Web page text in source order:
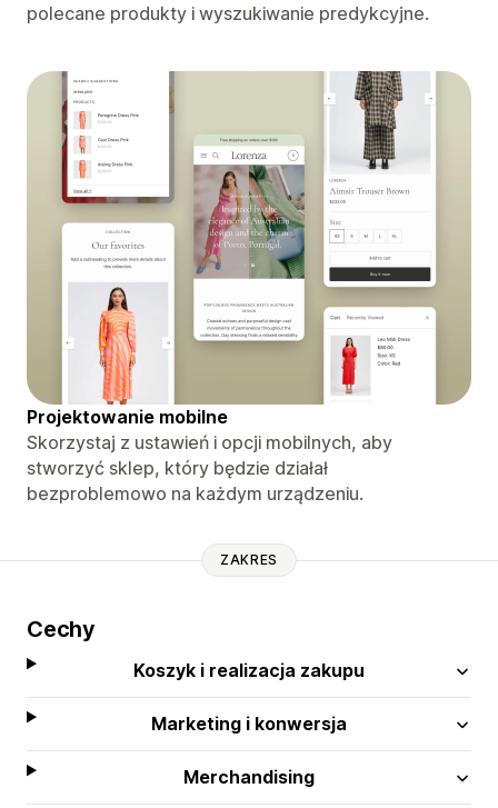
polecane produkty i wyszukiwanie predykcyjne.
Projektowanie mobilne
Skorzystaj z ustawień i opcji mobilnych, aby
stworzyć sklep, który będzie działał
bezproblemowo na każdym urządzeniu.
ZAKRES
Cechy
Koszyk i realizacja zakupu
Marketing i konwersja
Merchandising